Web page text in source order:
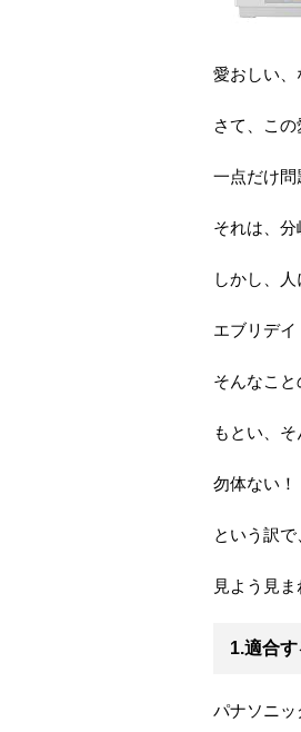
愛おしい、
さて、こ
一点だけ問
それは、分
しかし、
エブリデイ
そんなこと
もとい、そ
勿体ない！
という訳で
見よう見
1.適合
パナソニッ